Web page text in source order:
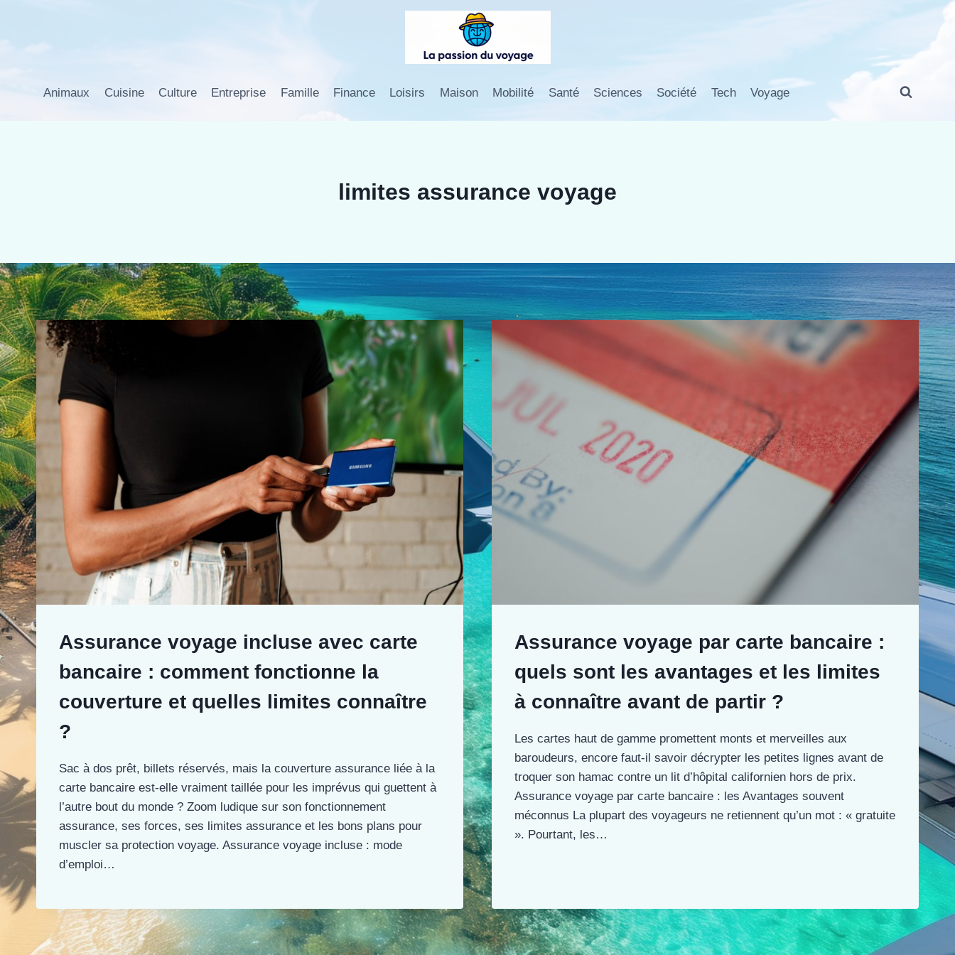
Animaux Cuisine Culture Entreprise Famille Finance Loisirs Maison Mobilité Santé Sciences Société Tech Voyage
limites assurance voyage
Assurance voyage incluse avec carte
bancaire : comment fonctionne la
couverture et quelles limites connaître
?
Sac à dos prêt, billets réservés, mais la couverture assurance liée à la
carte bancaire est-elle vraiment taillée pour les imprévus qui guettent à
l’autre bout du monde ? Zoom ludique sur son fonctionnement
assurance, ses forces, ses limites assurance et les bons plans pour
muscler sa protection voyage. Assurance voyage incluse : mode
d’emploi…
Assurance voyage par carte bancaire :
quels sont les avantages et les limites
à connaître avant de partir ?
Les cartes haut de gamme promettent monts et merveilles aux
baroudeurs, encore faut-il savoir décrypter les petites lignes avant de
troquer son hamac contre un lit d’hôpital californien hors de prix.
Assurance voyage par carte bancaire : les Avantages souvent
méconnus La plupart des voyageurs ne retiennent qu’un mot : « gratuite
». Pourtant, les…